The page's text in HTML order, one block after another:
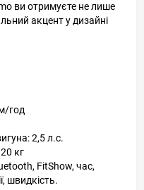
ви отримуєте не лише
акцент у дизайні
год
2,5 л.с.
кг
FitShow, час,
швидкість.